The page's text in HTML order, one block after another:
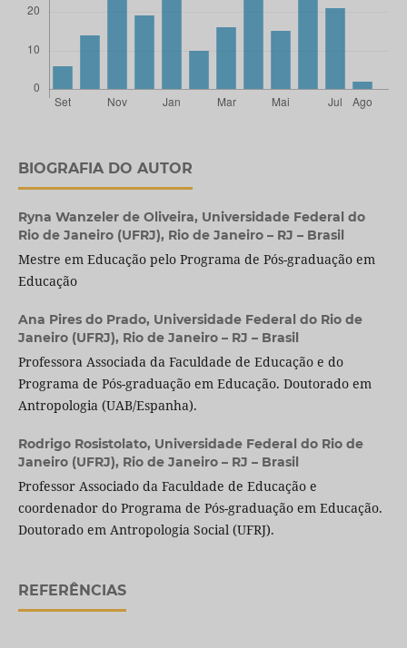
BIOGRAFIA DO AUTOR
Ryna Wanzeler de Oliveira, Universidade Federal do
Rio de Janeiro (UFRJ), Rio de Janeiro – RJ – Brasil
Mestre em Educação pelo Programa de Pós-graduação em
Educação
Ana Pires do Prado, Universidade Federal do Rio de
Janeiro (UFRJ), Rio de Janeiro – RJ – Brasil
Professora Associada da Faculdade de Educação e do
Programa de Pós-graduação em Educação. Doutorado em
Antropologia (UAB/Espanha).
Rodrigo Rosistolato, Universidade Federal do Rio de
Janeiro (UFRJ), Rio de Janeiro – RJ – Brasil
Professor Associado da Faculdade de Educação e
coordenador do Programa de Pós-graduação em Educação.
Doutorado em Antropologia Social (UFRJ).
REFERÊNCIAS